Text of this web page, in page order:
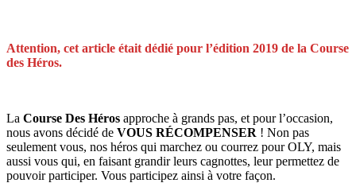
Attention, cet article était dédié pour l’édition 2019 de la Course
des Héros.
La Course Des Héros approche à grands pas, et pour l’occasion,
nous avons décidé de VOUS RÉCOMPENSER ! Non pas
seulement vous, nos héros qui marchez ou courrez pour OLY, mais
aussi vous qui, en faisant grandir leurs cagnottes, leur permettez de
pouvoir participer. Vous participez ainsi à votre façon.